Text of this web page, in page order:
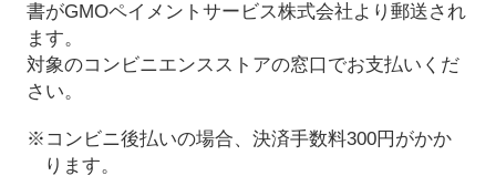
書がGMOペイメントサービス株式会社より郵送され
ます。
対象のコンビニエンスストアの窓口でお支払いくだ
さい。
※コンビニ後払いの場合、決済手数料300円がかか
ります。